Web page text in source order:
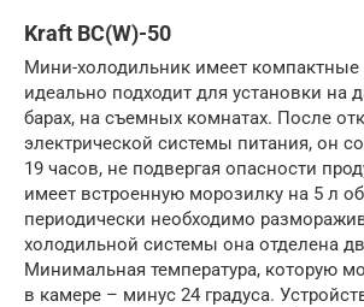
Kraft BC(W)-50
Мини-холодильник имеет
идеально подходит для установки на
барах, на съемных комнатах. После
электрической системы питания, он
19 часов, не подвергая опасности
имеет встроенную морозилку на 5 л
периодически необходимо
холодильной системы она отделена
Минимальная температура, которую
в камере – минус 24 градуса.